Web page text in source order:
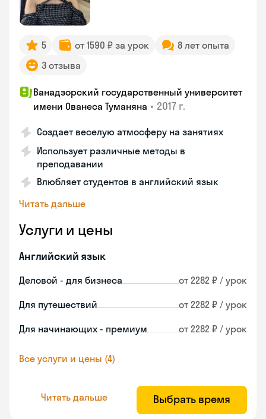
5 от 1590 ₽ за урок
8 лет опыта
3 отзыва
Ванадзорский государственный университет
имени Ованеса Туманяна • 2017 г.
Создает веселую атмосферу на занятиях
Использует различные методы в
преподавании
Влюбляет студентов в английский язык
Читать дальше
Услуги и цены
Английский язык
Деловой - для бизнеса от 2282 ₽ / урок
Для путешествий от 2282 ₽ / урок
Для начинающих - премиум от 2282 ₽ / урок
Все услуги и цены (4)
Читать дальше Выбрать время